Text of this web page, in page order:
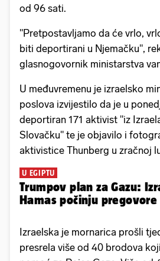
od 96 sati.
"Pretpostavljamo da će vrlo,
biti deportirani u Njemačku",
glasnogovornik ministarstva
U međuvremenu je izraelsko
poslova izvijestilo da je u
deportiran 171 aktivist "iz
Slovačku" te je objavilo i
aktivistice Thunberg u zračnoj
U EGIPTU
Trumpov plan za Gazu:
Hamas počinju pregovore
Izraelska je mornarica prošli
presrela više od 40 brodova